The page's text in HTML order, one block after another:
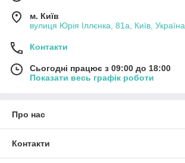
м. Київ
вулиця Юрія Іллєнка, 81а, Київ, Україна
Контакти
Сьогодні працює з 09:00 до 18:00
Показати весь графік роботи
Про нас
Контакти